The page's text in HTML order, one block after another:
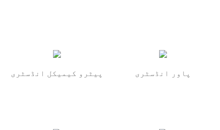
پیٹرو کیمیکل انڈسٹری پاور انڈسٹری